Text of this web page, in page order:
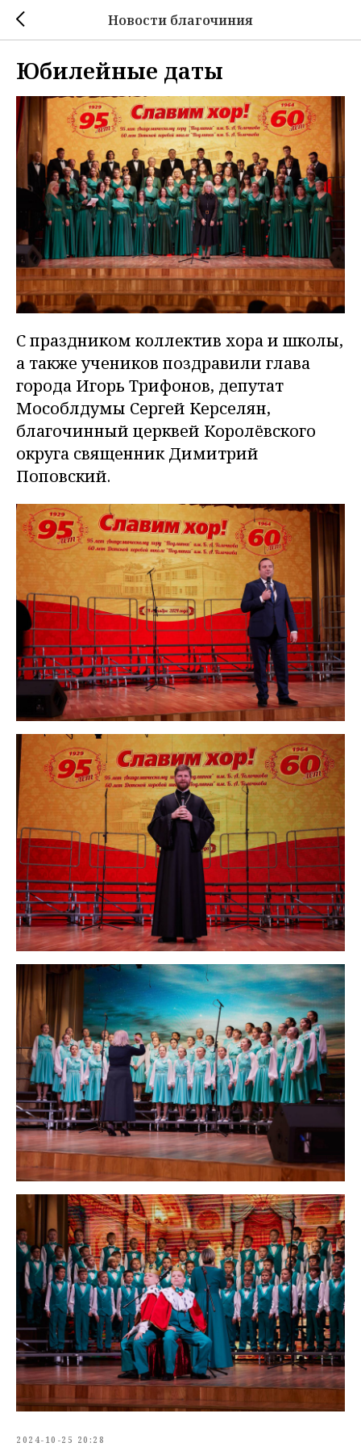
Новости благочиния
Юбилейные даты
С праздником коллектив хора и школы,
а также учеников поздравили глава
города Игорь Трифонов, депутат
Мособлдумы Сергей Керселян,
благочинный церквей Королёвского
округа священник Димитрий
Поповский.
2024-10-25 20:28